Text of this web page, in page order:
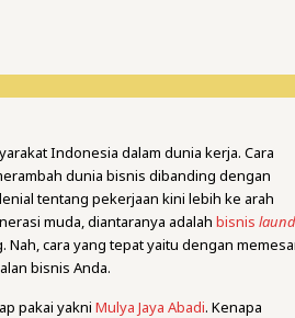
Indonesia dalam dunia kerja. Cara
dunia bisnis dibanding dengan
tentang pekerjaan kini lebih ke arah
muda, diantaranya adalahbisnis
cara yang tepat yaitu dengan
bisnis Anda.
pakai yakniMulya Jaya Abadi. Kenapa